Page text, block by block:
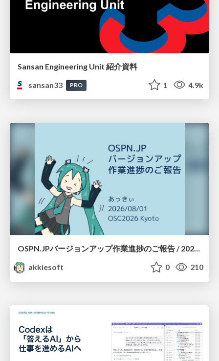
Sansan Engineering Unit 紹介資料
sansan33
PRO 1 4.9k
OSPN.JPバージョンアップ作業進捗のご報告 / 20260801-osc26kyoto
akkiesoft
0 210